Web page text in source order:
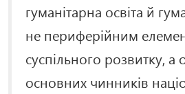
гуманітарна освіта й
не периферійним
суспільного розвитку, а
основних чинників